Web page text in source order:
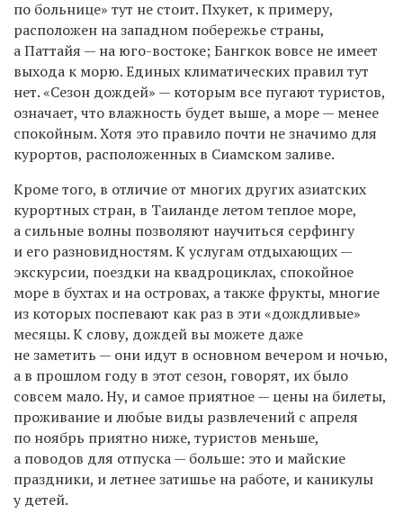
по больнице» тут не стоит. Пхукет, к примеру,
расположен на западном побережье страны,
а Паттайя — на юго-востоке; Бангкок вовсе не имеет
выхода к морю. Единых климатических правил тут
нет. «Сезон дождей» — которым все пугают туристов,
означает, что влажность будет выше, а море — менее
спокойным. Хотя это правило почти не значимо для
курортов, расположенных в Сиамском заливе.
Кроме того, в отличие от многих других азиатских
курортных стран, в Таиланде летом теплое море,
а сильные волны позволяют научиться серфингу
и его разновидностям. К услугам отдыхающих —
экскурсии, поездки на квадроциклах, спокойное
море в бухтах и на островах, а также фрукты, многие
из которых поспевают как раз в эти «дождливые»
месяцы. К слову, дождей вы можете даже
не заметить — они идут в основном вечером и ночью,
а в прошлом году в этот сезон, говорят, их было
совсем мало. Ну, и самое приятное — цены на билеты,
проживание и любые виды развлечений с апреля
по ноябрь приятно ниже, туристов меньше,
а поводов для отпуска — больше: это и майские
праздники, и летнее затишье на работе, и каникулы
у детей.